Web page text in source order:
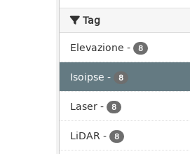
Tag
Elevazione - 8
Isoipse - 8
Laser- 8
LiDAR- 8